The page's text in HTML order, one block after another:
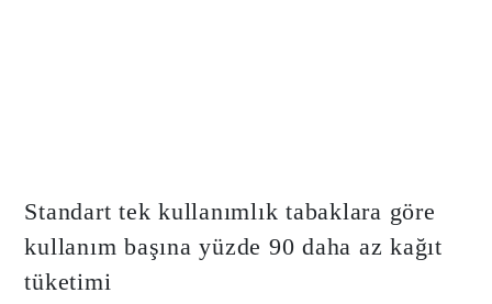
Standart tek kullanımlık tabaklara göre
kullanım başına yüzde 90 daha az kağıt
tüketimi